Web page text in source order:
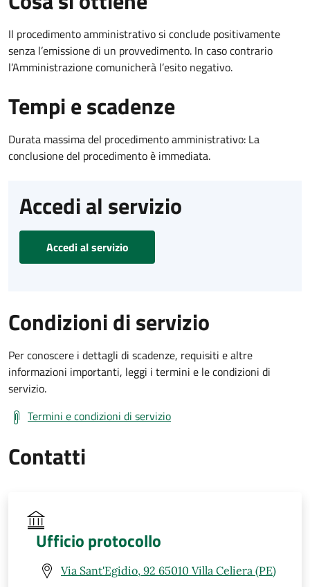
Il procedimento amministrativo si conclude positivamente
senza l’emissione di un provvedimento. In caso contrario
l’Amministrazione comunicherà l’esito negativo.
Tempi e scadenze
Durata massima del procedimento amministrativo: La
conclusione del procedimento è immediata.
Accedi al servizio
Accedi al servizio
Condizioni di servizio
Per conoscere i dettagli di scadenze, requisiti e altre
informazioni importanti, leggi i termini e le condizioni di
servizio.
Termini e condizioni di servizio
Contatti
Ufficio protocollo
Via Sant'Egidio, 92 65010 Villa Celiera (PE)